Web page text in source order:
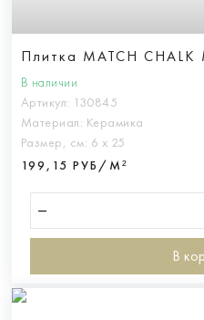
Плитка MATCH CHALK
В наличии
Артикул: 130845
Материал: Керамика
Размер, см: 6 х 25
199,15 РУБ/М²
В